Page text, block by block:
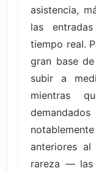
asistencia,
las
tiempo real.
gran base
subir a
mientras
anteriores
rareza — las